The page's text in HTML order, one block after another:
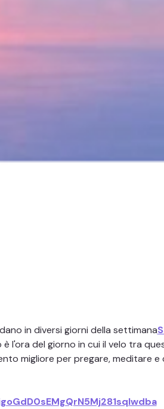
in diversi giorni della settimana
migliore per pregare, meditare